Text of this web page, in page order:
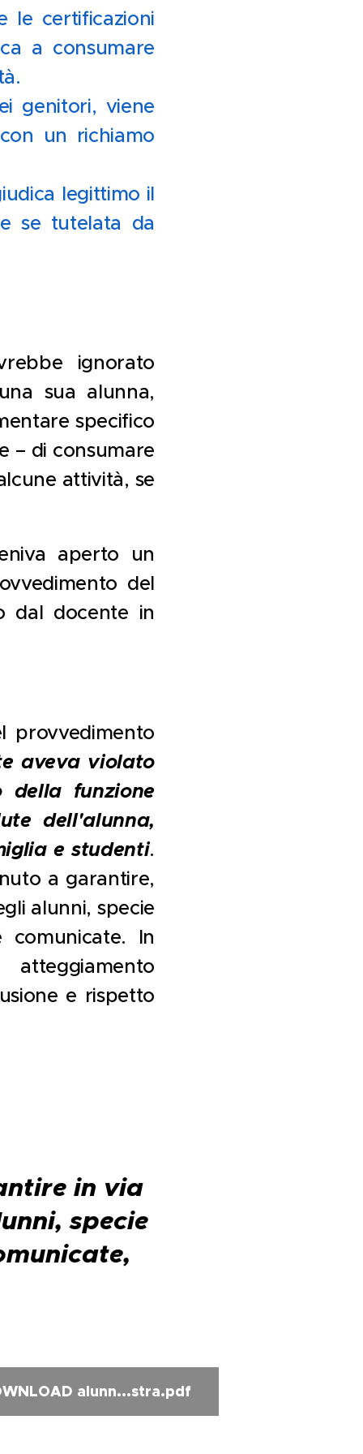
le certificazioni
a consumare
genitori, viene
un richiamo
legittimo il
se tutelata da
ignorato
sua alunna,
specifico
– di consumare
attività, se
aperto un
del
dal docente in
provvedimento
aveva violato
funzione
dell'alunna,
e studenti.
a garantire,
alunni, specie
comunicate. In
e rispetto
in via
specie
alunn...stra.pdf